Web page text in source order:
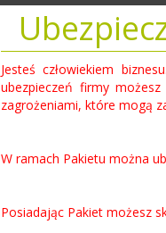
Jesteś człowiekiem
ubezpieczeń firmy
zagrożeniami, które mogą
W ramach Pakietu można
Posiadając Pakiet możesz